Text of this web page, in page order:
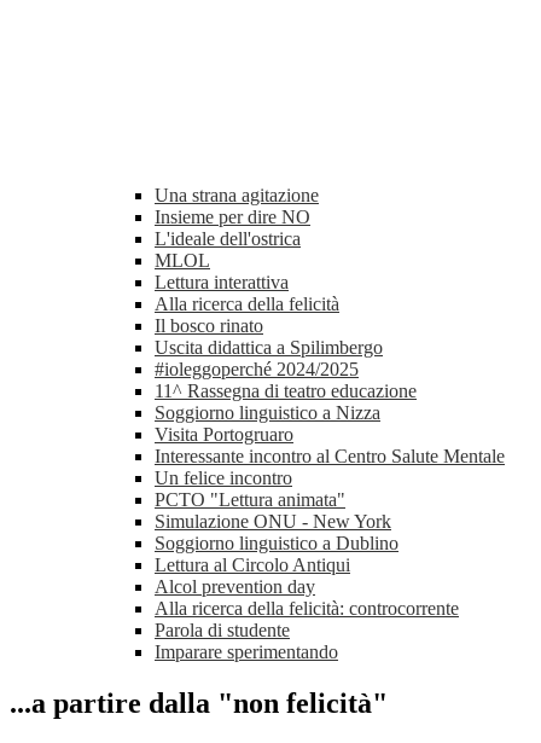
Una strana agitazione
Insieme per dire NO
L'ideale dell'ostrica
MLOL
Lettura interattiva
Alla ricerca della felicità
Il bosco rinato
Uscita didattica a Spilimbergo
#ioleggoperché 2024/2025
11^ Rassegna di teatro educazione
Soggiorno linguistico a Nizza
Visita Portogruaro
Interessante incontro al Centro Salute Mentale
Un felice incontro
PCTO "Lettura animata"
Simulazione ONU - New York
Soggiorno linguistico a Dublino
Lettura al Circolo Antiqui
Alcol prevention day
Alla ricerca della felicità: controcorrente
Parola di studente
Imparare sperimentando
...a partire dalla "non felicità"